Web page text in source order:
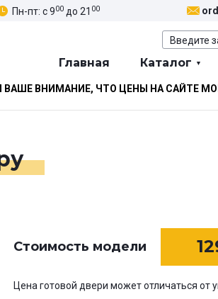
Пн-пт: с 900 до 21 00
Главная Каталог
ВНИМАНИЕ, ЧТО ЦЕНЫ НА САЙТЕ
Стоимость модели
Цена готовой двери может отличаться от